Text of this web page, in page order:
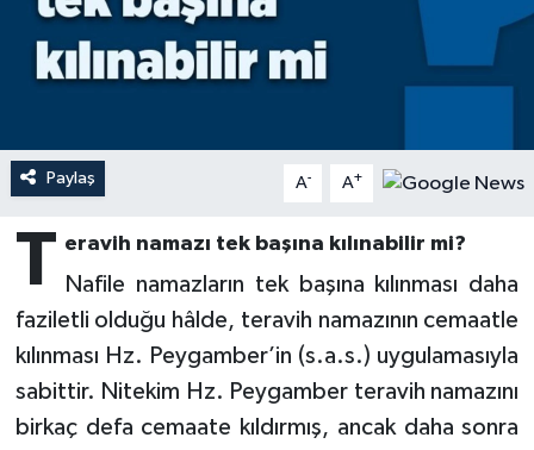
Paylaş A- A+
T eravih namazı tek başına kılınabilir mi?
Nafile namazların tek başına kılınması daha
faziletli olduğu hâlde, teravih namazının cemaatle
kılınması Hz. Peygamber’in (s.a.s.) uygulamasıyla
sabittir. Nitekim Hz. Peygamber teravih namazını
birkaç defa cemaate kıldırmış, ancak daha sonra
Ardahan Müftülüğü
Aydın Müftülüğü
Bartın Müftülüğü
Batman Müftülüğü
Kudüs
Mukabele
Ramazan
Sahabeler
Hutbeler
DİYANET GENÇLİK
DEPREM
Dünya